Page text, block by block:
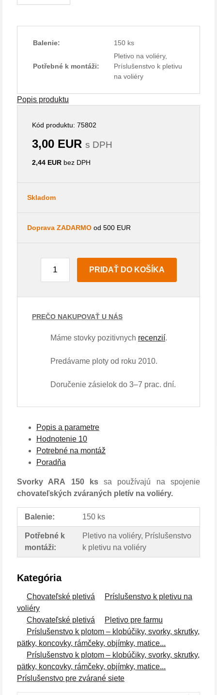
Balenie: 150 ks
Potřebné k montáži:
Pletivo na voliéry,
Príslušenstvo k pletivu
na voliéry
Popis produktu
Kód produktu: 75802
3,00 EUR s DPH
2,44 EUR bez DPH
Skladom
Doprava ZADARMO od 500 EUR
PRIDAŤ DO KOŠÍKA
PREČO NAKUPOVAŤ U NÁS
Máme stovky pozitivnych recenzií.
Predávame ploty od roku 2010.
Doručenie zásielok do 3–7 prac. dní.
Popis a parametre
Hodnotenie 10
Potrebné na montáž
Poradňa
Svorky ARA 150 kssa používajú na spojenie
chovateľských zváraných pletív na voliéry.
Balenie: 150 ks
Potřebné k
montáži:
Pletivo na voliéry, Príslušenstvo
k pletivu na voliéry
Kategória
Chovateľské pletivá
Príslušenstvo k pletivu na
voliéry
Chovateľské pletivá
Pletivo pre farmu
Príslušenstvo k plotom – klobúčiky, svorky, skrutky,
pätky, koncovky, rámčeky, objímky, matice...
Príslušenstvo k plotom – klobúčiky, svorky, skrutky,
pätky, koncovky, rámčeky, objímky, matice...
Príslušenstvo pre zvárané siete